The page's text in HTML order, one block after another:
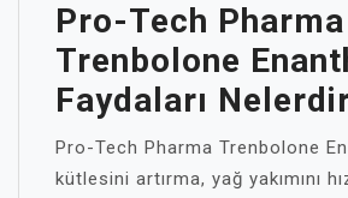
Pro-Tech Pharma
Trenbolone
Faydaları
Pro-Tech Pharma Trenbolone
kütlesini artırma, yağ yakımını